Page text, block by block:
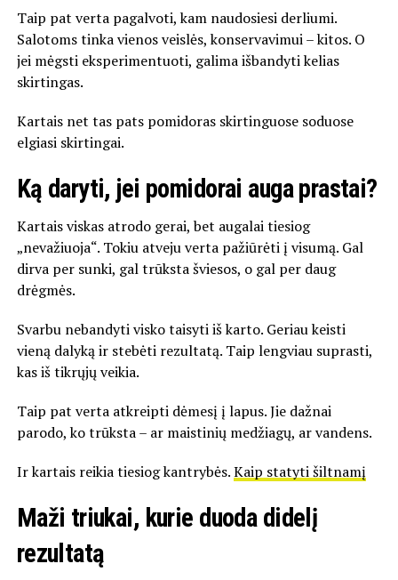
Taip pat verta pagalvoti, kam naudosiesi derliumi.
Salotoms tinka vienos veislės, konservavimui – kitos. O
jei mėgsti eksperimentuoti, galima išbandyti kelias
skirtingas.
Kartais net tas pats pomidoras skirtinguose soduose
elgiasi skirtingai.
Ką daryti, jei pomidorai auga prastai?
Kartais viskas atrodo gerai, bet augalai tiesiog
„nevažiuoja“. Tokiu atveju verta pažiūrėti į visumą. Gal
dirva per sunki, gal trūksta šviesos, o gal per daug
drėgmės.
Svarbu nebandyti visko taisyti iš karto. Geriau keisti
vieną dalyką ir stebėti rezultatą. Taip lengviau suprasti,
kas iš tikrųjų veikia.
Taip pat verta atkreipti dėmesį į lapus. Jie dažnai
parodo, ko trūksta – ar maistinių medžiagų, ar vandens.
Ir kartais reikia tiesiog kantrybės.Kaip statyti šiltnamį
Maži triukai, kurie duoda didelį
rezultatą